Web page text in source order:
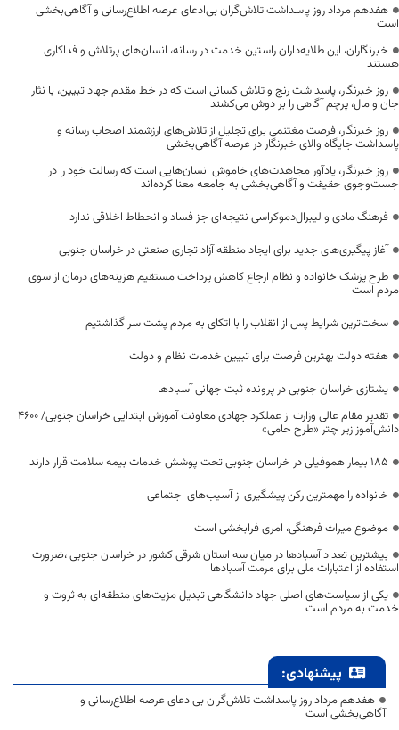
هفدهم مرداد روز پاسداشت تلاش‌گران بی‌ادعای عرصه اطلاع‌رسانی و آگاهی‌بخشی
است
خبرنگاران، این طلایه‌داران راستین خدمت در رسانه، انسان‌های پرتلاش و فداکاری
هستند
روز خبرنگار، پاسداشت رنج و تلاش کسانی است که در خط مقدم جهاد تبیین، با نثار
جان و مال، پرچم آگاهی را بر دوش می‌کشند
روز خبرنگار، فرصت مغتنمی برای تجلیل از تلاش‌های ارزشمند اصحاب رسانه و
پاسداشت جایگاه والای خبرنگار در عرصه آگاهی‌بخشی
روز خبرنگار، یادآور مجاهدت‌های خاموش انسان‌هایی است که رسالت خود را در
جست‌وجوی حقیقت و آگاهی‌بخشی به جامعه معنا کرده‌اند
فرهنگ مادی و لیبرال‌دموکراسی نتیجه‌ای جز فساد و انحطاط اخلاقی ندارد
آغاز پیگیری‌های جدید برای ایجاد منطقه آزاد تجاری صنعتی در خراسان جنوبی
طرح پزشک خانواده و نظام ارجاع کاهش پرداخت مستقیم هزینه‌های درمان از سوی
مردم است
سخت‌ترین شرایط پس از انقلاب را با اتکای به مردم پشت سر گذاشتیم
هفته دولت بهترین فرصت برای تبیین خدمات نظام و دولت
یشتازی خراسان جنوبی در پرونده ثبت جهانی آسبادها
تقدیر مقام عالی وزارت از عملکرد جهادی معاونت آموزش ابتدایی خراسان جنوبی/ ۴۶۰۰
دانش‌آموز زیر چتر «طرح حامی»
۱۸۵ بیمار هموفیلی در خراسان جنوبی تحت پوشش خدمات بیمه سلامت قرار دارند
خانواده را مهمترین رکن پیشگیری از آسیب‌های اجتماعی
موضوع میراث فرهنگی، امری فرابخشی است
بیشترین تعداد آسبادها در میان سه استان شرقی کشور در خراسان جنوبی ،ضرورت
استفاده از اعتبارات ملی برای مرمت آسبادها
یکی از سیاست‌های اصلی جهاد دانشگاهی تبدیل مزیت‌های منطقه‌ای به ثروت و
خدمت به مردم است
پیشنهادی:
هفدهم مرداد روز پاسداشت تلاش‌گران بی‌ادعای عرصه اطلاع‌رسانی و
آگاهی‌بخشی است